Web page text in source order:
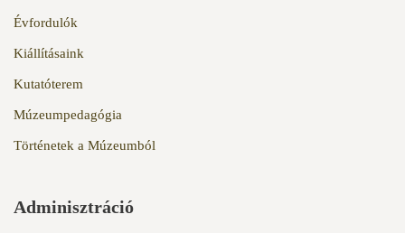
Évfordulók
Kiállításaink
Kutatóterem
Múzeumpedagógia
Történetek a Múzeumból
Adminisztráció